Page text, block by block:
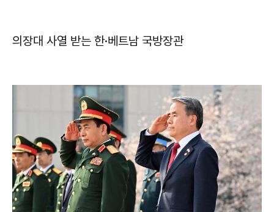
의장대 사열 받는 한·베트남 국방장관​